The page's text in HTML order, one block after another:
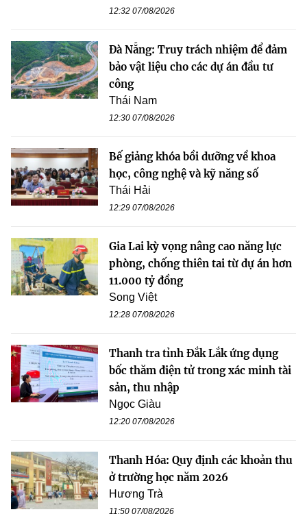
12:32 07/08/2026
Đà Nẵng: Truy trách nhiệm để đảm
bảo vật liệu cho các dự án đầu tư
công
Thái Nam
12:30 07/08/2026
Bế giảng khóa bồi dưỡng về khoa
học, công nghệ và kỹ năng số
Thái Hải
12:29 07/08/2026
Gia Lai kỳ vọng nâng cao năng lực
phòng, chống thiên tai từ dự án hơn
11.000 tỷ đồng
Song Việt
12:28 07/08/2026
Thanh tra tỉnh Đắk Lắk ứng dụng
bốc thăm điện tử trong xác minh tài
sản, thu nhập
Ngọc Giàu
12:20 07/08/2026
Thanh Hóa: Quy định các khoản thu
ở trường học năm 2026
Hương Trà
11:50 07/08/2026